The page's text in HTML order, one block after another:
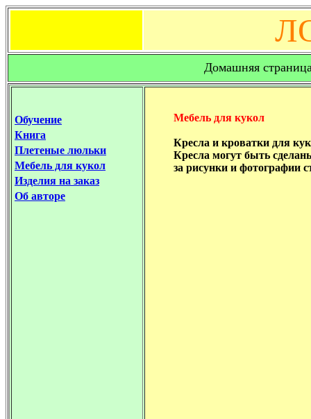
Домашняя
Обучение
Книга
Плетеные люльки
Мебель для кукол
Изделия на заказ
Об авторе
Мебель для кукол
Кресла и кроватки для
Кресла могут быть
за рисунки и фотографии